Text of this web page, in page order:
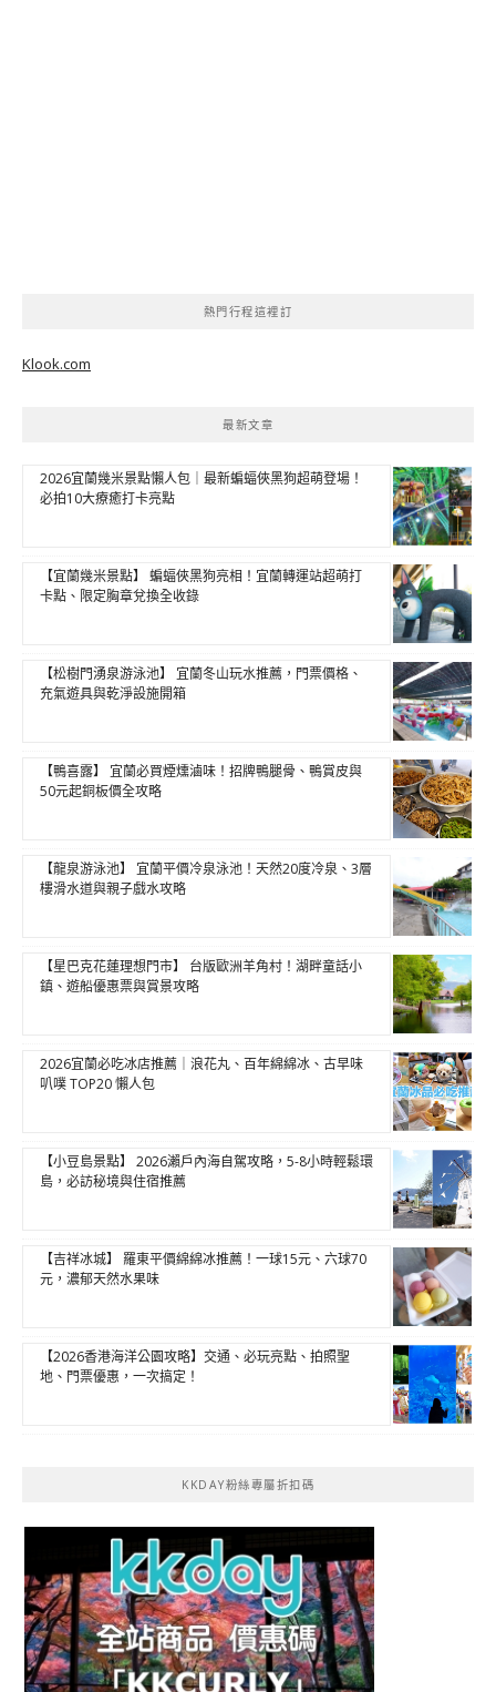
熱門行程這裡訂
Klook.com
最新文章
2026宜蘭幾米景點懶人包｜最新蝙蝠俠黑狗超萌登場！
必拍10大療癒打卡亮點
【宜蘭幾米景點】 蝙蝠俠黑狗亮相！宜蘭轉運站超萌打
卡點、限定胸章兌換全收錄
【松樹門湧泉游泳池】 宜蘭冬山玩水推薦，門票價格、
充氣遊具與乾淨設施開箱
【鴨喜露】 宜蘭必買煙燻滷味！招牌鴨腿骨、鴨賞皮與
50元起銅板價全攻略
【龍泉游泳池】 宜蘭平價冷泉泳池！天然20度冷泉、3層
樓滑水道與親子戲水攻略
【星巴克花蓮理想門市】 台版歐洲羊角村！湖畔童話小
鎮、遊船優惠票與賞景攻略
2026宜蘭必吃冰店推薦｜浪花丸、百年綿綿冰、古早味
叭噗 TOP20 懶人包
【小豆島景點】 2026瀨戶內海自駕攻略，5-8小時輕鬆環
島，必訪秘境與住宿推薦
【吉祥冰城】 羅東平價綿綿冰推薦！一球15元、六球70
元，濃郁天然水果味
【2026香港海洋公園攻略】交通、必玩亮點、拍照聖
地、門票優惠，一次搞定！
KKDAY粉絲專屬折扣碼